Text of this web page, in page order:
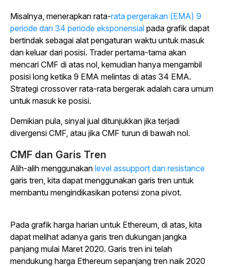
Misalnya, menerapkan rata-rata pergerakan (EMA) 9
periode dan 34 periode eksponensial pada grafik dapat
bertindak sebagai alat pengaturan waktu untuk masuk
dan keluar dari posisi. Trader pertama-tama akan
mencari CMF di atas nol, kemudian hanya mengambil
posisi long ketika 9 EMA melintas di atas 34 EMA.
Strategi crossover rata-rata bergerak adalah cara umum
untuk masuk ke posisi.
Demikian pula, sinyal jual ditunjukkan jika terjadi
divergensi CMF, atau jika CMF turun di bawah nol.
CMF dan Garis Tren
Alih-alih menggunakan level assupport dan resistance
garis tren, kita dapat menggunakan garis tren untuk
membantu mengindikasikan potensi zona pivot.
Pada grafik harga harian untuk Ethereum, di atas, kita
dapat melihat adanya garis tren dukungan jangka
panjang mulai Maret 2020. Garis tren ini telah
mendukung harga Ethereum sepanjang tren naik 2020